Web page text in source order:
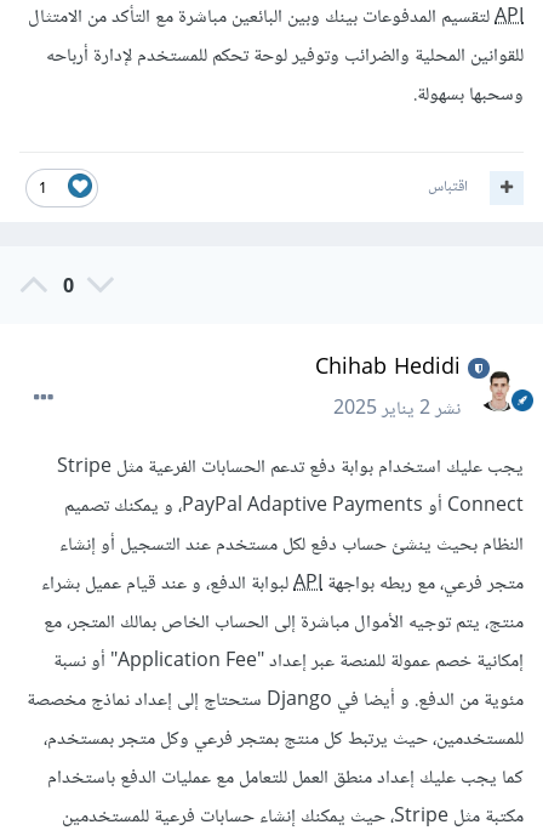
APIلتقسيم المدفوعات بينك وبين البائعين مباشرة مع التأكد من الامتثال
للقوانين المحلية والضرائب وتوفير لوحة تحكم للمستخدم لإدارة أرباحه
وسحبها بسهولة.
1 اقتباس
0
Chihab Hedidi
نشر2 يناير 2025
يجب عليك استخدام بوابة دفع تدعم الحسابات الفرعية مثل Stripe
Connect أو PayPal Adaptive Payments، و يمكنك تصميم
النظام بحيث ينشئ حساب دفع لكل مستخدم عند التسجيل أو إنشاء
متجر فرعي، مع ربطه بواجهةAPIلبوابة الدفع، و عند قيام عميل بشراء
منتج، يتم توجيه الأموال مباشرة إلى الحساب الخاص بمالك المتجر، مع
إمكانية خصم عمولة للمنصة عبر إعداد "Application Fee" أو نسبة
مئوية من الدفع. و أيضا في Django ستحتاج إلى إعداد نماذج مخصصة
للمستخدمين، حيث يرتبط كل منتج بمتجر فرعي وكل متجر بمستخدم،
كما يجب عليك إعداد منطق العمل للتعامل مع عمليات الدفع باستخدام
مكتبة مثل Stripe، حيث يمكنك إنشاء حسابات فرعية للمستخدمين